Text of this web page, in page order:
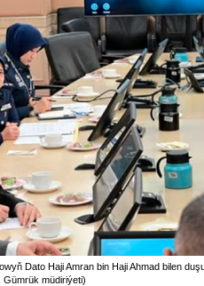
Dato Haji Amran bin Haji Ahmad bilen
müdiriýeti)